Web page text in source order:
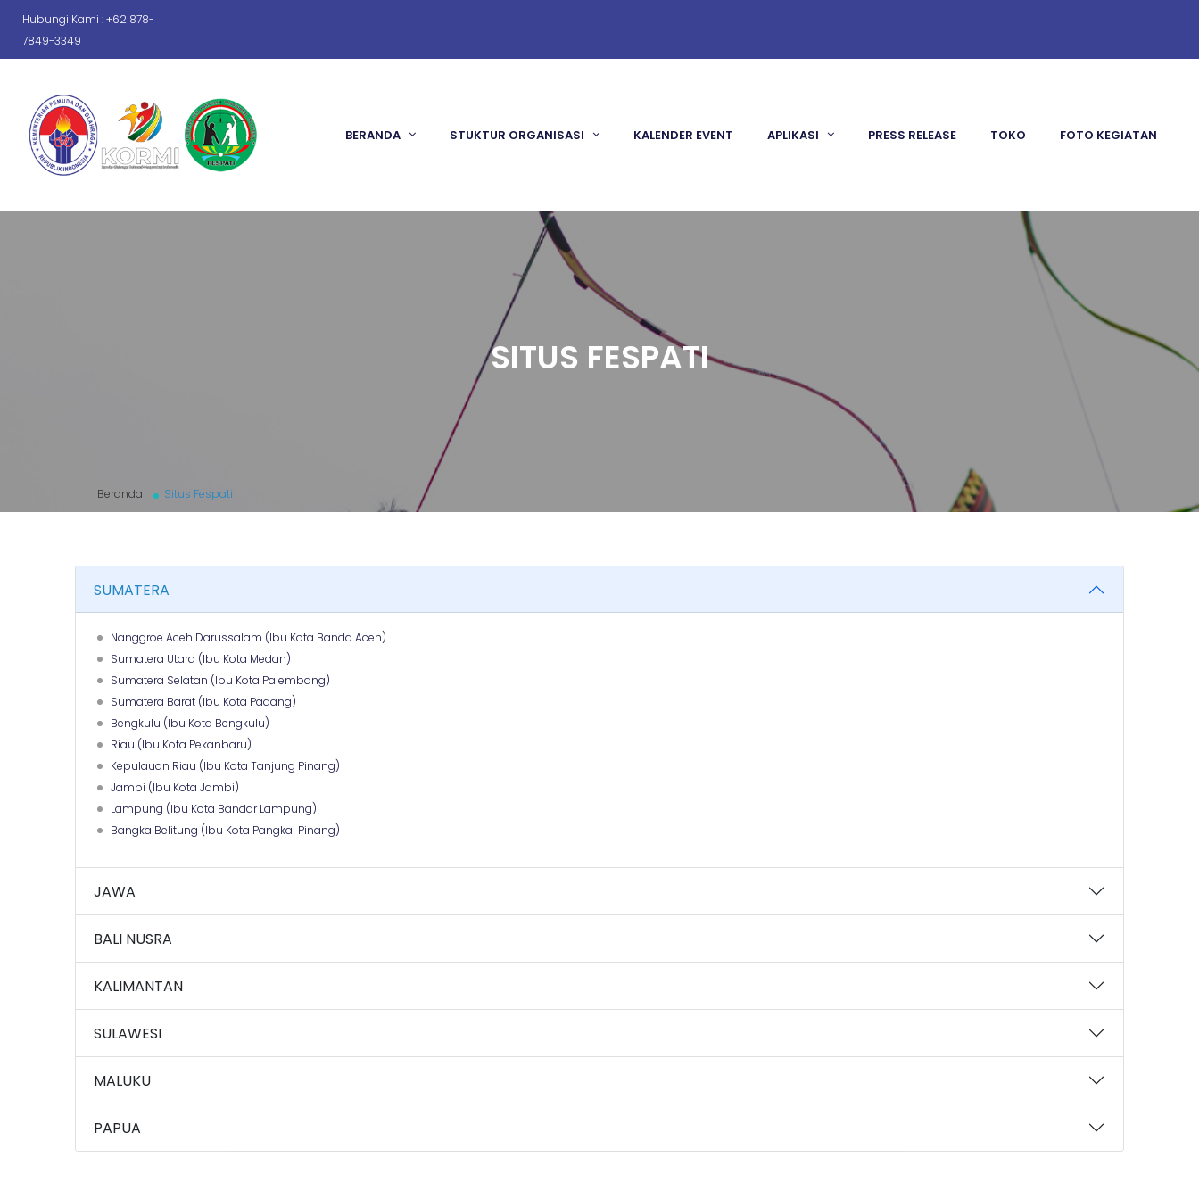
Hubungi Kami : +62 878-
7849-3349
BERANDA STUKTUR ORGANISASI KALENDER EVENT APLIKASI PRESS RELEASE TOKO FOTO KEGIATAN
SITUS FESPATI
Beranda Situs Fespati
SUMATERA
Nanggroe Aceh Darussalam (Ibu Kota Banda Aceh)
Sumatera Utara (Ibu Kota Medan)
Sumatera Selatan (Ibu Kota Palembang)
Sumatera Barat (Ibu Kota Padang)
Bengkulu (Ibu Kota Bengkulu)
Riau (Ibu Kota Pekanbaru)
Kepulauan Riau (Ibu Kota Tanjung Pinang)
Jambi (Ibu Kota Jambi)
Lampung (Ibu Kota Bandar Lampung)
Bangka Belitung (Ibu Kota Pangkal Pinang)
JAWA
BALI NUSRA
KALIMANTAN
SULAWESI
MALUKU
PAPUA